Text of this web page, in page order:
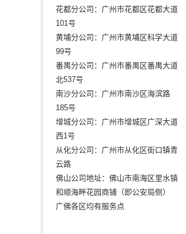
花都分公司：广州市花都区花都大道
101号
黄埔分公司：广州市黄埔区科学大道
99号
番禺分公司：广州市番禺区番禺大道
北537号
南沙分公司：广州市南沙区海滨路
185号
增城分公司：广州市增城区广深大道
西1号
从化分公司：广州市从化区街口镇青
云路
佛山公司地址：佛山市南海区里水镇
和顺海畔花园商铺（即公安局侧）
广佛各区均有服务点